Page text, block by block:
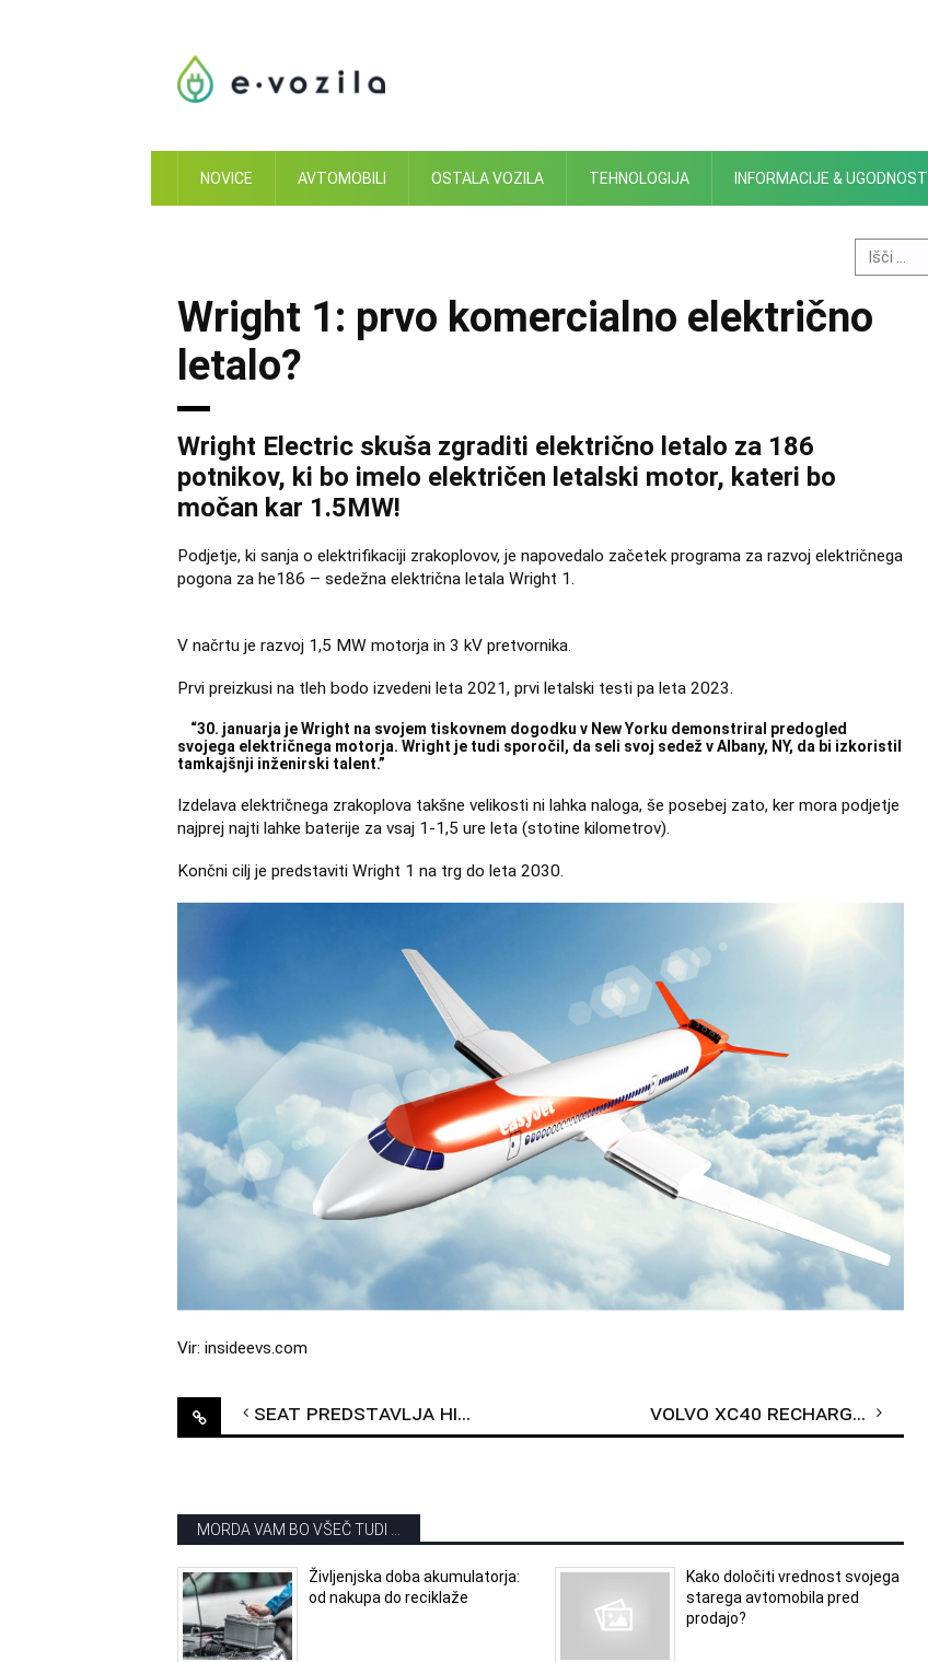
NOVICE AVTOMOBILI OSTALA VOZILA TEHNOLOGIJA INFORMACIJE & UGODNOSTI
Search
for:
Wright 1: prvo komercialno električno
letalo?
Wright Electric skuša zgraditi električno letalo za 186
potnikov, ki bo imelo električen letalski motor, kateri bo
močan kar 1.5MW!
Podjetje, ki sanja o elektrifikaciji zrakoplovov, je napovedalo začetek programa za razvoj električnega
pogona za he186 – sedežna električna letala Wright 1.
V načrtu je razvoj 1,5 MW motorja in 3 kV pretvornika.
Prvi preizkusi na tleh bodo izvedeni leta 2021, prvi letalski testi pa leta 2023.
“30. januarja je Wright na svojem tiskovnem dogodku v New Yorku demonstriral predogled
svojega električnega motorja. Wright je tudi sporočil, da seli svoj sedež v Albany, NY, da bi izkoristil
tamkajšnji inženirski talent.”
Izdelava električnega zrakoplova takšne velikosti ni lahka naloga, še posebej zato, ker mora podjetje
najprej najti lahke baterije za vsaj 1-1,5 ure leta (stotine kilometrov).
Končni cilj je predstaviti Wright 1 na trg do leta 2030.
Vir: insideevs.com
PostSEAT predstavlja hibridni Leon Volvo XC40 Recharge že na voljo v predprodaji
MORDA VAM BO VŠEČ TUDI ...
Življenjska doba akumulatorja:
od nakupa do reciklaže
Kako določiti vrednost svojega
starega avtomobila pred
prodajo?